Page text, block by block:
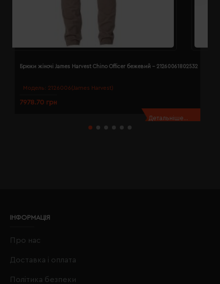
Модель: 2126006(James Harvest)
Брюки жіночі James Harvest Chino Officer бежевий - 21260061802532
7978.70 грн
Детальніше...
ІНФОРМАЦІЯ
Про нас
Доставка і оплата
Політика безпеки